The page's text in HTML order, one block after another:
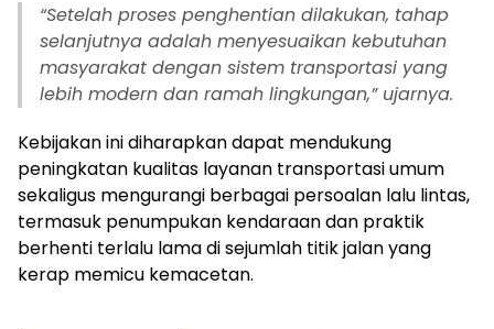
“Setelah proses penghentian dilakukan, tahap
selanjutnya adalah menyesuaikan kebutuhan
masyarakat dengan sistem transportasi yang
lebih modern dan ramah lingkungan,” ujarnya.
Kebijakan ini diharapkan dapat mendukung
peningkatan kualitas layanan transportasi umum
sekaligus mengurangi berbagai persoalan lalu lintas,
termasuk penumpukan kendaraan dan praktik
berhenti terlalu lama di sejumlah titik jalan yang
kerap memicu kemacetan.